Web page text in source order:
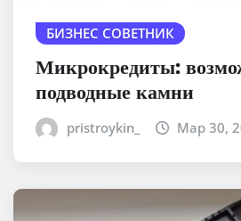
БИЗНЕС СОВЕТНИК
Микрокредиты:
подводные камни
pristroykin_ Мар 30,